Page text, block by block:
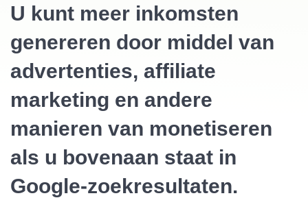
U kunt meer inkomsten
genereren door middel van
advertenties, affiliate
marketing en andere
manieren van monetiseren
als u bovenaan staat in
Google-zoekresultaten.